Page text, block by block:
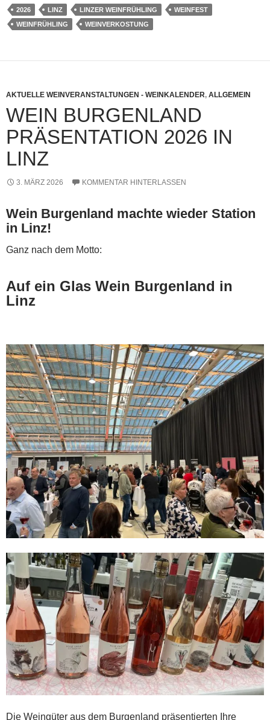
2026 LINZ LINZER WEINFRÜHLING
WEINFEST
WEINFRÜHLING
WEINVERKOSTUNG
AKTUELLE WEINVERANSTALTUNGEN - WEINKALENDER, ALLGEMEIN
WEIN BURGENLAND
PRÄSENTATION 2026 IN
LINZ
3. MÄRZ 2026 KOMMENTAR HINTERLASSEN
Wein Burgenland machte wieder Station
in Linz!
Ganz nach dem Motto:
Auf ein Glas Wein Burgenland in
Linz
Die Weingüter aus dem Burgenland präsentierten Ihre